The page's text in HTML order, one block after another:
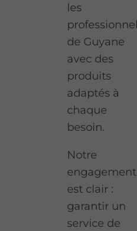
les
de Guyane
avec des
produits
adaptés à
chaque
besoin.
Notre
engagement
est clair :
garantir un
service de